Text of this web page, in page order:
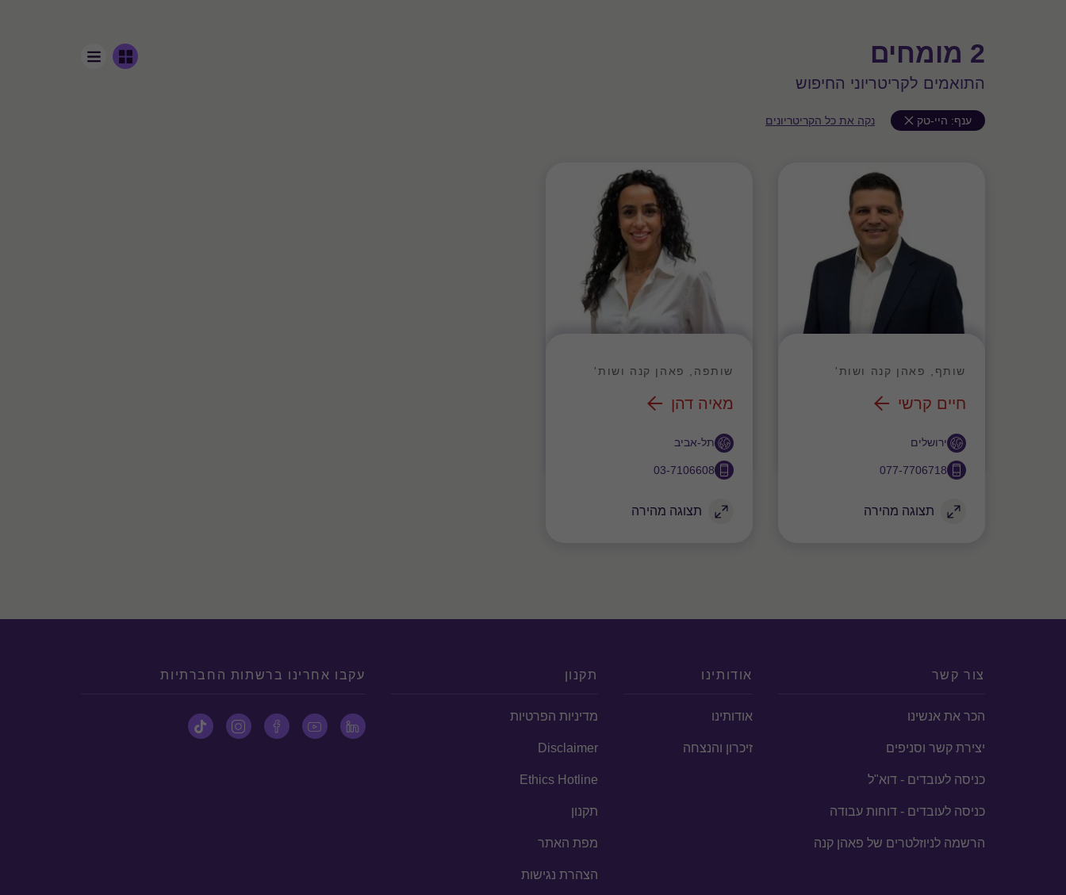
2 מומחים
התואמים לקריטריוני החיפוש
ענף: היי-טק נקה את כל הקריטריונים
חיים קרשי
שותף, פאהן קנה ושות'
ירושליםמשרד
077-7706718
תצוגה מהירה
מאיה דהן
שותפה, פאהן קנה ושות'
תל-אביבמשרד
03-7106608
תצוגה מהירה
צור קשר
הכר את אנשינו
יצירת קשר וסניפים
כניסה לעובדים - דוא"ל
כניסה לעובדים - דוחות עבודה
הרשמה לניוזלטרים של פאהן קנה
אודותינו
אודותינו
זיכרון והנצחה
תקנון
מדיניות הפרטיות
Disclaimer
Ethics Hotline
תקנון
מפת האתר
הצהרת נגישות
עקבו אחרינו ברשתות החברתיות